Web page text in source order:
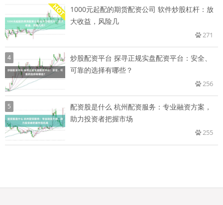
1000元起配的期货配资公司 软件炒股杠杆：放
大收益，风险几
271
4
炒股配资平台 探寻正规实盘配资平台：安全、
可靠的选择有哪些？
256
5
配资股是什么 杭州配资服务：专业融资方案，
助力投资者把握市场
255